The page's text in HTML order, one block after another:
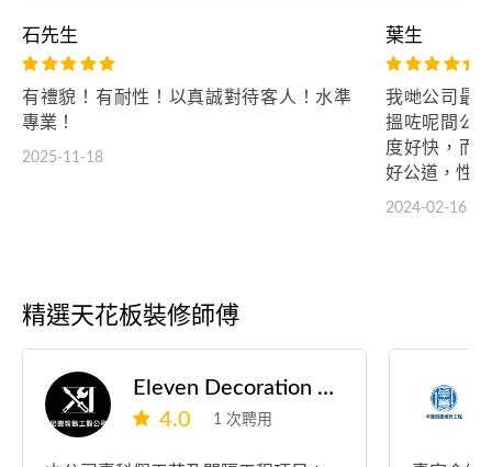
石先生
有禮貌！有耐性！以真誠對待客人！水準
專業！
2025-11-18
葉生
我哋公司最
搵咗呢間公
度好快，而
好公道，性
2024-02-16
精選天花板裝修師傅
Eleven Decoration Engineering
4.0
1 次聘用